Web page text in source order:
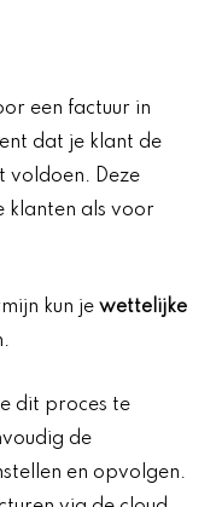
een factuur in
dat je klant de
voldoen. Deze
klanten als voor
kun je wettelijke
dit proces te
de
en opvolgen.